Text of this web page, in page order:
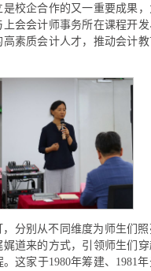
校企合作的又一重要成果
会会计师事务所在课程开发
素质会计人才，推动会计
分别从不同维度为师生们照
道来的方式，引领师生们
这家于1980年筹建、1981年